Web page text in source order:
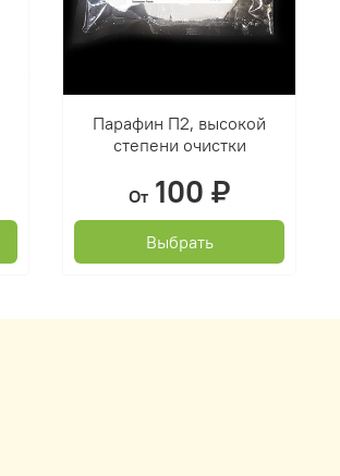
Парафин П2, высокой
степени очистки
От 100 ₽
Выбрать